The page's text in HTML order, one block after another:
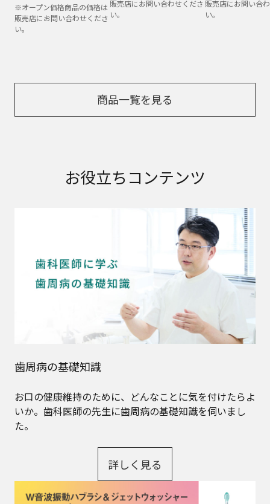
※オープン価格商品の価格は
販売店にお問い合わせくださ
い。
販売店にお問い合わせくださ
い。
販売店にお問い合
い。
商品一覧を見る
お役立ちコンテンツ
歯周病の基礎知識
お口の健康維持のために、どんなことに気を付けたらよ
いか。歯科医師の先生に歯周病の基礎知識を伺いまし
た。
詳しく見る